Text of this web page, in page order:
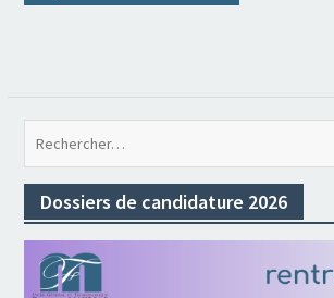
Dossiers de candidature 2026